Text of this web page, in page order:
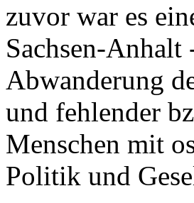
zuvor war es
Sachsen-
Abwanderung
und fehlender
Menschen mit
Politik und